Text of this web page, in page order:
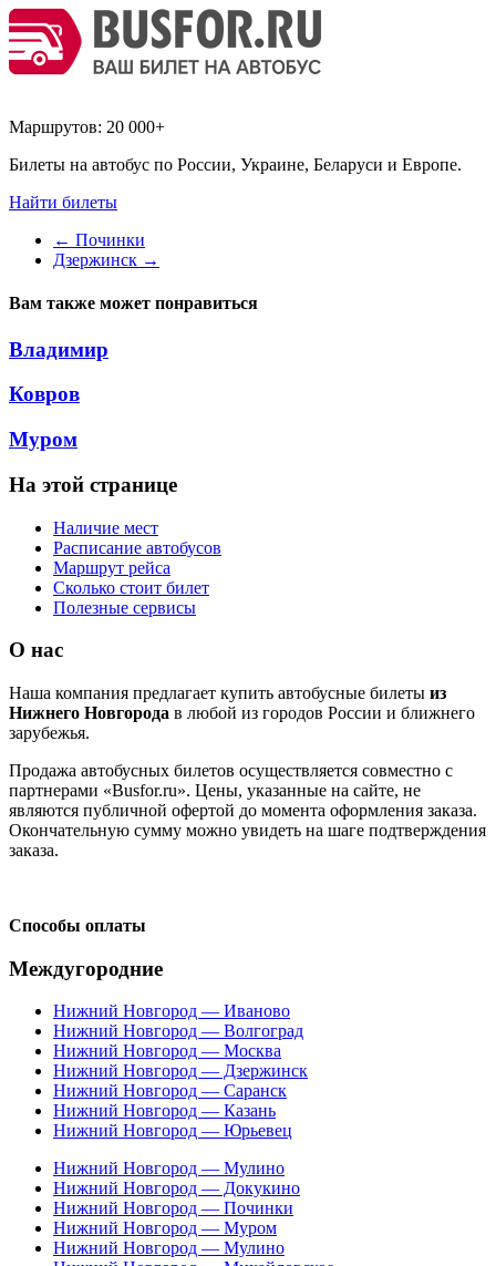
Маршрутов: 20 000+
Билеты на автобус по России, Украине, Беларуси и Европе.
Найти билеты
← Починки
Дзержинск →
Вам также может понравиться
Владимир
Ковров
Муром
На этой странице
Наличие мест
Расписание автобусов
Маршрут рейса
Сколько стоит билет
Полезные сервисы
О нас
Наша компания предлагает купить автобусные билеты из
Нижнего Новгорода в любой из городов России и ближнего
зарубежья.
Продажа автобусных билетов осуществляется совместно с
партнерами «Busfor.ru». Цены, указанные на сайте, не
являются публичной офертой до момента оформления заказа.
Окончательную сумму можно увидеть на шаге подтверждения
заказа.
Способы оплаты
Междугородние
Нижний Новгород — Иваново
Нижний Новгород — Волгоград
Нижний Новгород — Москва
Нижний Новгород — Дзержинск
Нижний Новгород — Саранск
Нижний Новгород — Казань
Нижний Новгород — Юрьевец
Нижний Новгород — Мулино
Нижний Новгород — Докукино
Нижний Новгород — Починки
Нижний Новгород — Муром
Нижний Новгород — Мулино